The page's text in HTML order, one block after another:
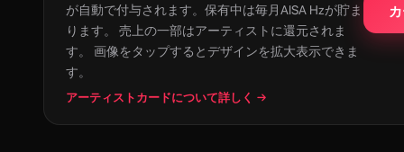
が自動で付与されます。保有中は毎月AISA Hzが貯ま
ります。 売上の一部はアーティストに還元されま
す。 画像をタップするとデザインを拡大表示できま
す。
アーティストカードについて詳しく →